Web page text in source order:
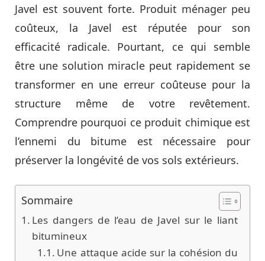
Javel est souvent forte. Produit ménager peu
coûteux, la Javel est réputée pour son
efficacité radicale. Pourtant, ce qui semble
être une solution miracle peut rapidement se
transformer en une erreur coûteuse pour la
structure même de votre revêtement.
Comprendre pourquoi ce produit chimique est
l’ennemi du bitume est nécessaire pour
préserver la longévité de vos sols extérieurs.
Sommaire
Les dangers de l’eau de Javel sur le liant
bitumineux
Une attaque acide sur la cohésion du